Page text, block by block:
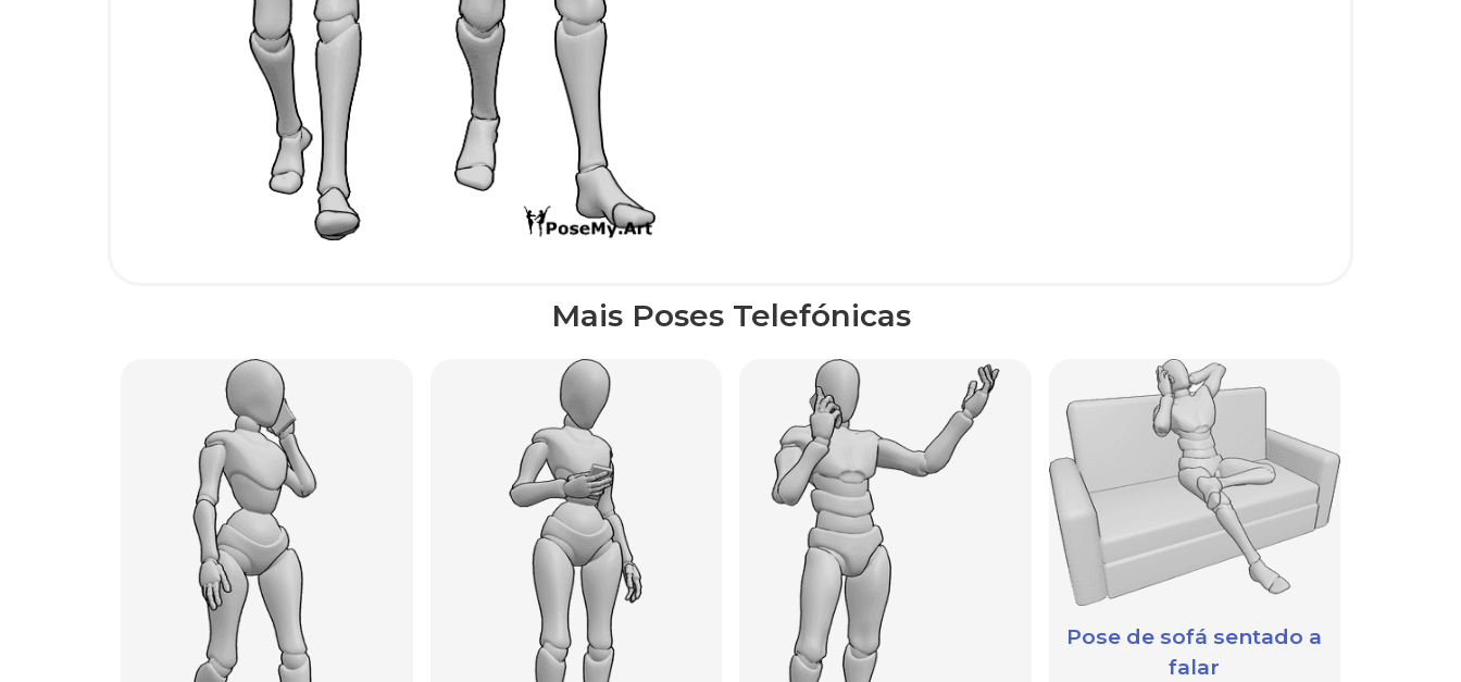
Mais Poses Telefónicas
Pose de sofá sentado a
falar